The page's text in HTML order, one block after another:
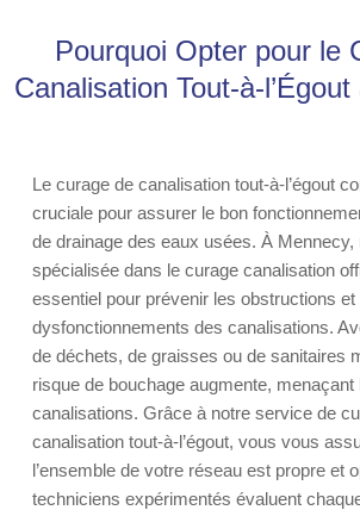
Pourquoi Opter pour le
Canalisation Tout-à-
Le curage de canalisation tout-à-l’égout
cruciale pour assurer le bon
de drainage des eaux usées. À Mennecy,
spécialisée dans le curage canalisation
essentiel pour prévenir les obstructions et
dysfonctionnements des canalisations.
de déchets, de graisses ou de sanitaires
risque de bouchage augmente, menaçant
canalisations. Grâce à notre service de
canalisation tout-à-l’égout, vous vous
l’ensemble de votre réseau est propre et
techniciens expérimentés évaluent